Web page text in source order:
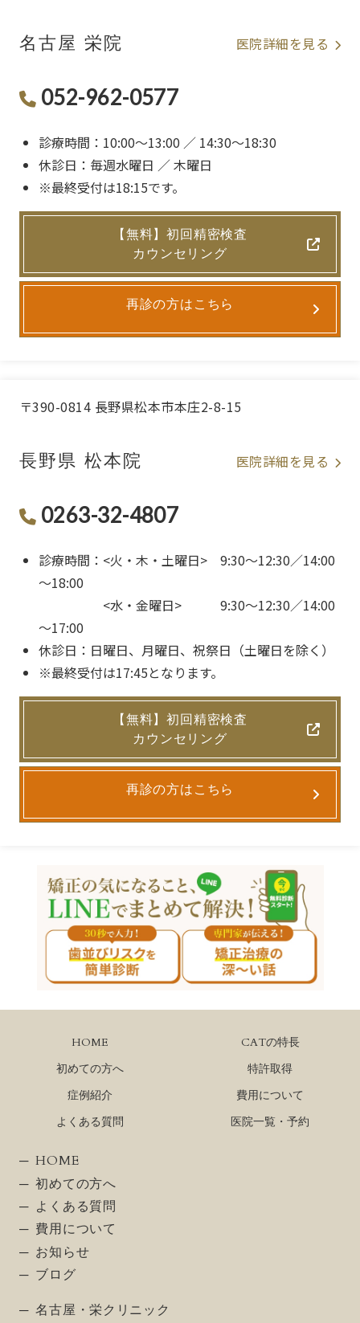
名古屋 栄院 医院詳細を見る
052-962-0577
診療時間：10:00〜13:00 ／ 14:30〜18:30
休診日：毎週水曜日 ／ 木曜日
※最終受付は18:15です。
【無料】初回精密検査
カウンセリング
再診の方はこちら
〒390-0814 長野県松本市本庄2-8-15
長野県 松本院 医院詳細を見る
0263-32-4807
診療時間：<火・木・土曜日> 9:30～12:30／14:00
～18:00
<水・金曜日> 9:30～12:30／14:00
～17:00
休診日：日曜日、月曜日、祝祭日（土曜日を除く）
※最終受付は17:45となります。
【無料】初回精密検査
カウンセリング
再診の方はこちら
HOME
CATの特長
初めての方へ
特許取得
症例紹介
費用について
よくある質問
医院一覧・予約
HOME
初めての方へ
よくある質問
費用について
お知らせ
ブログ
名古屋・栄クリニック